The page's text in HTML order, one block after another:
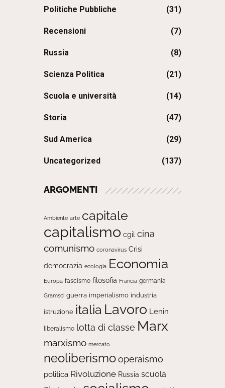
Politiche Pubbliche (31)
Recensioni (7)
Russia (8)
Scienza Politica (21)
Scuola e università (14)
Storia (47)
Sud America (29)
Uncategorized (137)
ARGOMENTI
Ambiente arte capitale
capitalismo cgil cina
comunismo coronavirus Crisi
democrazia ecologia Economia
Europa fascismo filosofia Francia germania
Gramsci guerra imperialismo industria
istruzione italia Lavoro Lenin
liberalismo lotta di classe Marx
marxismo mercato
neoliberismooperaismo
politica Rivoluzione Russia scuola